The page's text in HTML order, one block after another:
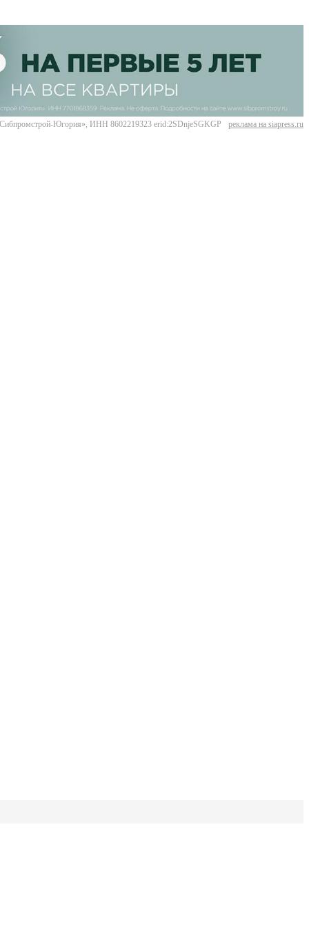
Югория», ИНН 8602219323 erid:2SDnjeSGKGP реклама на siapress.ru